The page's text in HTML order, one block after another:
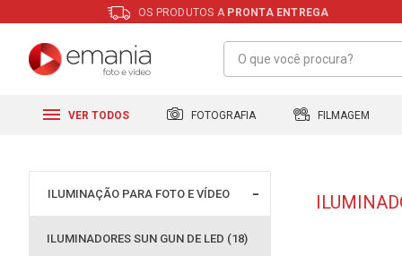
OS PRODUTOS A PRONTA ENTREGA
VER TODOS FOTOGRAFIA FILMAGEM
ILUMINAÇÃO PARA FOTO E VÍDEO
ILUMINADORES SUN GUN DE LED (18)